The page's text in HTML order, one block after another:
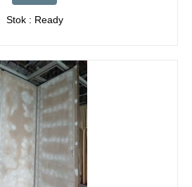
Stok : Ready